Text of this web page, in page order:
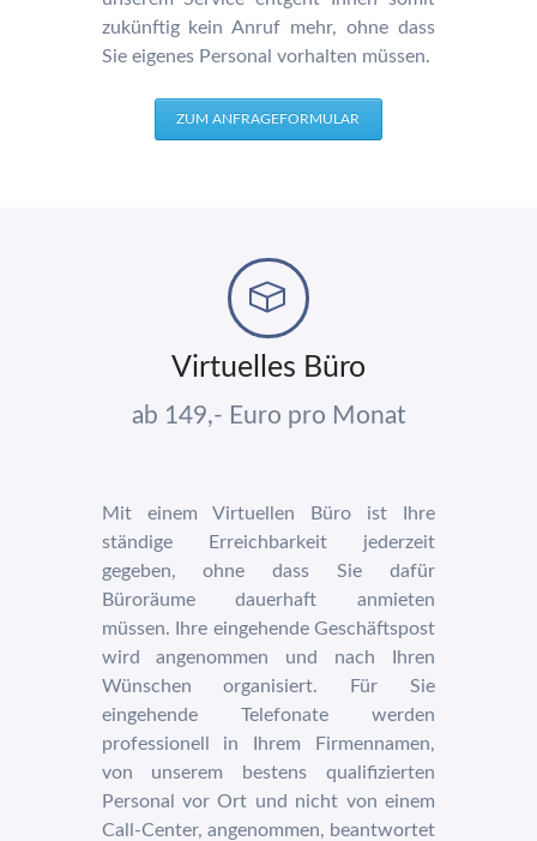
zukünftig kein Anruf mehr, ohne dass
Sie eigenes Personal vorhalten müssen.
ZUM ANFRAGEFORMULAR
Virtuelles Büro
ab 149,- Euro pro Monat
Mit einem Virtuellen Büro ist Ihre
ständige Erreichbarkeit jederzeit
gegeben, ohne dass Sie dafür
Büroräume dauerhaft anmieten
müssen. Ihre eingehende Geschäftspost
wird angenommen und nach Ihren
Wünschen organisiert. Für Sie
eingehende Telefonate werden
professionell in Ihrem Firmennamen,
von unserem bestens qualifizierten
Personal vor Ort und nicht von einem
Call-Center, angenommen, beantwortet